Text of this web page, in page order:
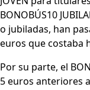
BONOBÚS10
o jubiladas, han
euros que costaba
Por su parte, el
5 euros anteriores